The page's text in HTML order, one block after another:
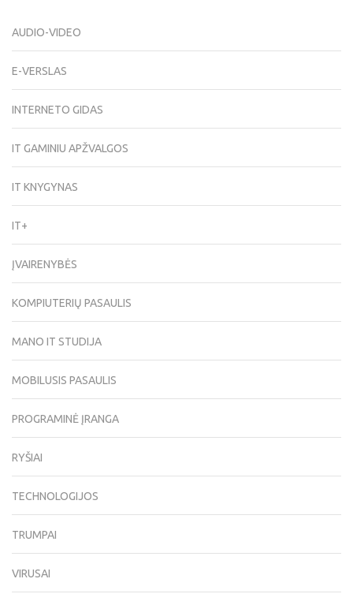
AUDIO-VIDEO
E-VERSLAS
INTERNETO GIDAS
IT GAMINIU APŽVALGOS
IT KNYGYNAS
IT+
ĮVAIRENYBĖS
KOMPIUTERIŲ PASAULIS
MANO IT STUDIJA
MOBILUSIS PASAULIS
PROGRAMINĖ ĮRANGA
RYŠIAI
TECHNOLOGIJOS
TRUMPAI
VIRUSAI